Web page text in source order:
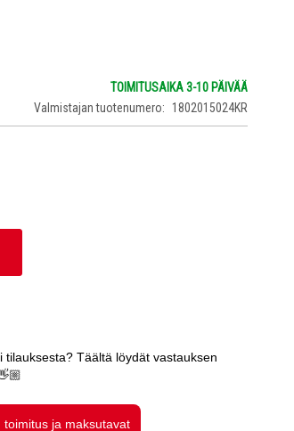
TOIMITUSAIKA 3-10 PÄIVÄÄ
Valmistajan tuotenumero
1802015024KR